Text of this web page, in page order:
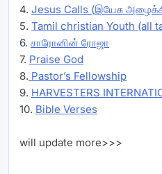
4. Jesus Calls (இயேசு
5. Tamil christian Youth (all
6. சாரோனின் ரோஜா
7. Praise God
8. Pastor’s Fellowship
9. HARVESTERS
10. Bible Verses
will update more>>>